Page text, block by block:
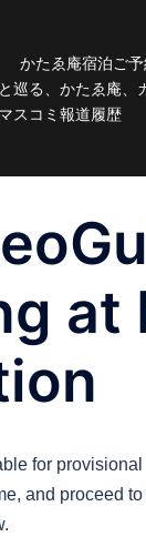
かたゑ庵宿泊ご
巡る、かたゑ庵、
スコミ報道履歴
at
for provisional
and proceed